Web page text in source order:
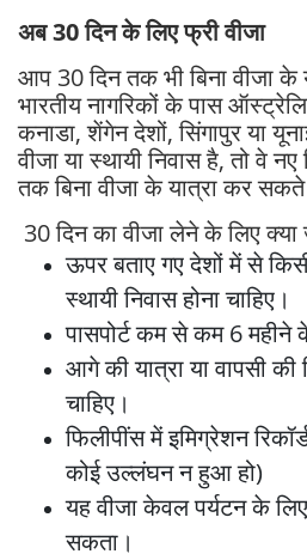
अब 30 दिन के लिए फ्री वीजा
आप 30 दिन तक भी बिना वीजा
भारतीय नागरिकों के पास
कनाडा, शेंगेन देशों, सिंगापुर या
वीजा या स्थायी निवास है, तो वे
तक बिना वीजा के यात्रा कर
30 दिन का वीजा लेने के लिए
ऊपर बताए गए देशों में से
स्थायी निवास होना चाहिए।
पासपोर्ट कम से कम 6 महीने
आगे की यात्रा या वापसी की
चाहिए।
फिलीपींस में इमिग्रेशन
कोई उल्लंघन न हुआ हो)
यह वीजा केवल पर्यटन के
सकता।